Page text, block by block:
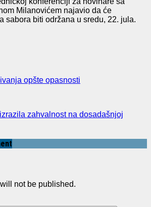
Milanovićem najavio da će
sabora biti održana u sredu, 22. jula.
opšte opasnosti
zahvalnost na dosadašnjoj
not be published.